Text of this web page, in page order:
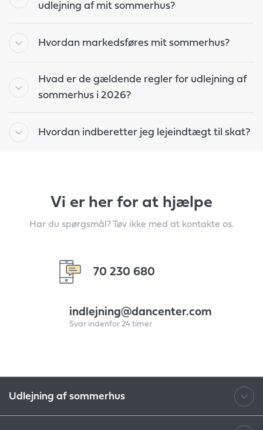
udlejning af mit sommerhus?
Hvordan markedsføres mit sommerhus?
Hvad er de gældende regler for udlejning af
sommerhus i 2026?
Hvordan indberetter jeg lejeindtægt til skat?
Vi er her for at hjælpe
Har du spørgsmål? Tøv ikke med at kontakte os.
70 230 680
indlejning@dancenter.com
Svar indenfor 24 timer
Udlejning af sommerhus